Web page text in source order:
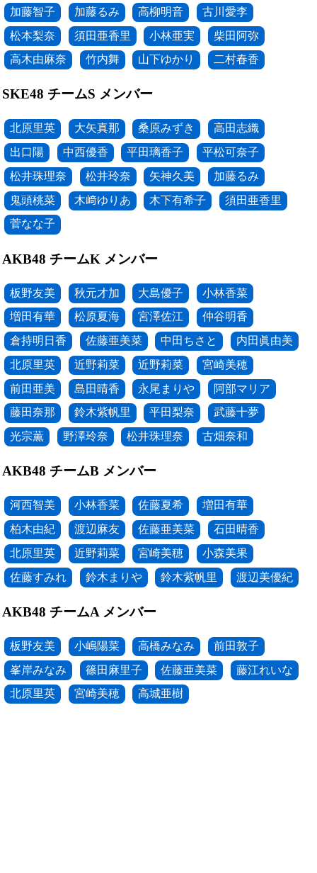
加藤智子
加藤るみ 高柳明音
古川愛李
松本梨奈
須田亜香里 小林亜実
柴田阿弥
高木由麻奈
竹内舞 山下ゆかり 二村春香
SKE48 チームS メンバー
北原里英 大矢真那 桑原みずき
高田志織
出口陽
中西優香 平田璃香子
平松可奈子
松井珠理奈
松井玲奈 矢神久美
加藤るみ
鬼頭桃菜
木﨑ゆりあ 木下有希子
須田亜香里
菅なな子
AKB48 チームK メンバー
板野友美 秋元才加 大島優子
小林香菜
増田有華
松原夏海 宮澤佐江
仲谷明香
倉持明日香
佐藤亜美菜 中田ちさと
内田眞由美
北原里英
近野莉菜 近野莉菜
宮崎美穂
前田亜美
島田晴香 永尾まりや
阿部マリア
藤田奈那
鈴木紫帆里 平田梨奈
武藤十夢
光宗薫
野澤玲奈 松井珠理奈 古畑奈和
AKB48 チームB メンバー
河西智美 小林香菜 佐藤夏希
増田有華
柏木由紀
渡辺麻友 佐藤亜美菜
石田晴香
北原里英
近野莉菜 宮崎美穂
小森美果
佐藤すみれ
鈴木まりや 鈴木紫帆里 渡辺美優紀
AKB48 チームA メンバー
板野友美 小嶋陽菜 高橋みなみ
前田敦子
峯岸みなみ
篠田麻里子 佐藤亜美菜
藤江れいな
北原里英
宮崎美穂 高城亜樹